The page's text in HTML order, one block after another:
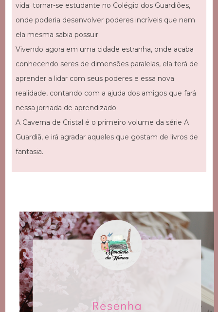
vida: tornar-se estudante no Colégio dos Guardiões,
onde poderia desenvolver poderes incríveis que nem
ela mesma sabia possuir.
Vivendo agora em uma cidade estranha, onde acaba
conhecendo seres de dimensões paralelas, ela terá de
aprender a lidar com seus poderes e essa nova
realidade, contando com a ajuda dos amigos que fará
nessa jornada de aprendizado.
A Caverna de Cristal é o primeiro volume da série A
Guardiã, e irá agradar aqueles que gostam de livros de
fantasia.